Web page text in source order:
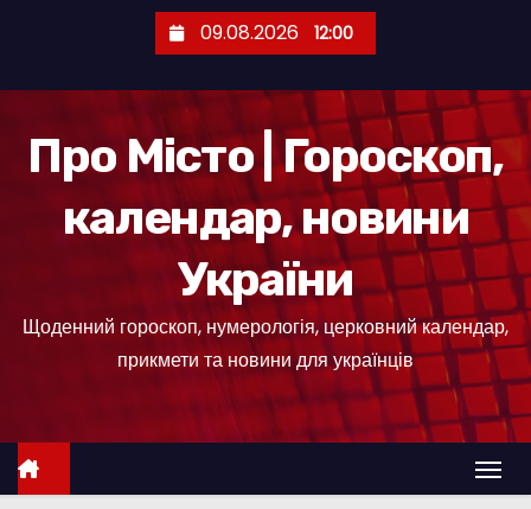
е
09.08.2026 12:00
Про Місто | Гороскоп,
календар, новини
України
Щоденний гороскоп, нумерологія, церковний календар,
прикмети та новини для українців